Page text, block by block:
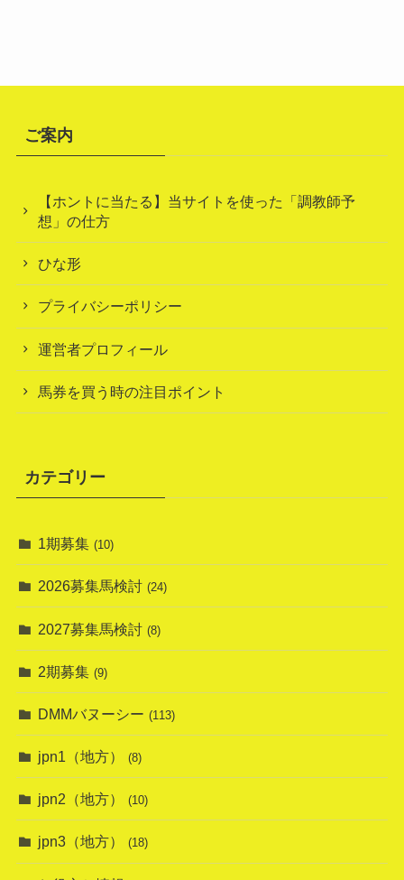
ご案内
【ホントに当たる】当サイトを使った「調教師予
想」の仕方
ひな形
プライバシーポリシー
運営者プロフィール
馬券を買う時の注目ポイント
カテゴリー
1期募集 (10)
2026募集馬検討 (24)
2027募集馬検討 (8)
2期募集 (9)
DMMバヌーシー (113)
jpn1（地方） (8)
jpn2（地方） (10)
jpn3（地方） (18)